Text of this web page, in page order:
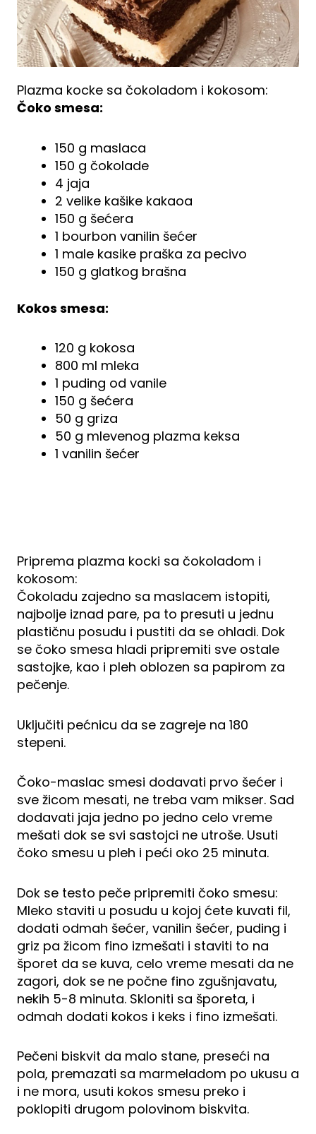
Plazma kocke sa čokoladom i kokosom:
Čoko smesa:
150 g maslaca
150 g čokolade
4 jaja
2 velike kašike kakaoa
150 g šećera
1 bourbon vanilin šećer
1 male kasike praška za pecivo
150 g glatkog brašna
Kokos smesa:
120 g kokosa
800 ml mleka
1 puding od vanile
150 g šećera
50 g griza
50 g mlevenog plazma keksa
1 vanilin šećer
Priprema plazma kocki sa čokoladom i
kokosom:
Čokoladu zajedno sa maslacem istopiti,
najbolje iznad pare, pa to presuti u jednu
plastičnu posudu i pustiti da se ohladi. Dok
se čoko smesa hladi pripremiti sve ostale
sastojke, kao i pleh oblozen sa papirom za
pečenje.
Uključiti pećnicu da se zagreje na 180
stepeni.
Čoko-maslac smesi dodavati prvo šećer i
sve žicom mesati, ne treba vam mikser. Sad
dodavati jaja jedno po jedno celo vreme
mešati dok se svi sastojci ne utroše. Usuti
čoko smesu u pleh i peći oko 25 minuta.
Dok se testo peče pripremiti čoko smesu:
Mleko staviti u posudu u kojoj ćete kuvati fil,
dodati odmah šećer, vanilin šećer, puding i
griz pa žicom fino izmešati i staviti to na
šporet da se kuva, celo vreme mesati da ne
zagori, dok se ne počne fino zgušnjavatu,
nekih 5-8 minuta. Skloniti sa šporeta, i
odmah dodati kokos i keks i fino izmešati.
Pečeni biskvit da malo stane, preseći na
pola, premazati sa marmeladom po ukusu a
i ne mora, usuti kokos smesu preko i
poklopiti drugom polovinom biskvita.